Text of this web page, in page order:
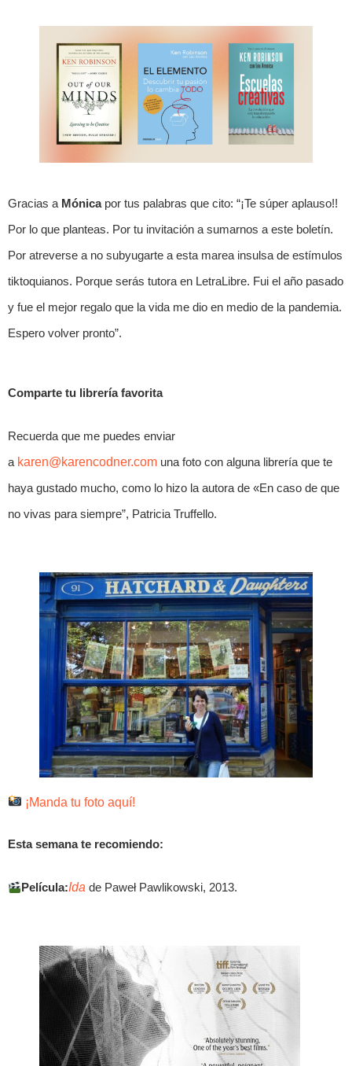
Gracias a Mónicapor tus palabras que cito: “¡Te súper aplauso!!
Por lo que planteas. Por tu invitación a sumarnos a este boletín.
Por atreverse a no subyugarte a esta marea insulsa de estímulos
tiktoquianos. Porque serás tutora en LetraLibre. Fui el año pasado
y fue el mejor regalo que la vida me dio en medio de la pandemia.
Espero volver pronto”.
Comparte tu librería favorita
Recuerda que me puedes enviar
a karen@karencodner.com una foto con alguna librería que te
haya gustado mucho, como lo hizo la autora de «En caso de que
no vivas para siempre”, Patricia Truffello.
​ ¡Manda tu foto aquí!
Esta semana te recomiendo:
Película:Ida de Paweł Pawlikowski, 2013.